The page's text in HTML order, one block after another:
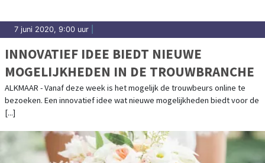
7 juni 2020, 9:00 uur
INNOVATIEF IDEE BIEDT NIEUWE
MOGELIJKHEDEN IN DE TROUWBRANCHE
ALKMAAR - Vanaf deze week is het mogelijk de trouwbeurs online te
bezoeken. Een innovatief idee wat nieuwe mogelijkheden biedt voor de
[...]